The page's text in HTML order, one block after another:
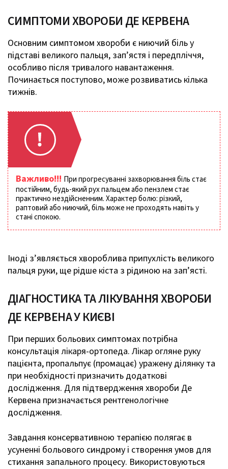
СИМПТОМИ ХВОРОБИ ДЕ КЕРВЕНА
Основним симптомом хвороби є ниючий біль у
підставі великого пальця, зап’ястя і передпліччя,
особливо після тривалого навантаження.
Починається поступово, може розвиватись кілька
тижнів.
Важливо!!! При прогресуванні захворювання біль стає
постійним, будь-який рух пальцем або пензлем стає
практично нездійсненним. Характер болю: різкий,
раптовий або ниючий, біль може не проходять навіть у
стані спокою.
Іноді з’являється хвороблива припухлість великого
пальця руки, ще рідше кіста з рідиною на зап’ясті.
ДІАГНОСТИКА ТА ЛІКУВАННЯ ХВОРОБИ
ДЕ КЕРВЕНА У КИЄВІ
При перших больових симптомах потрібна
консультація лікаря-ортопеда. Лікар огляне руку
пацієнта, пропальпує (промацає) уражену ділянку та
при необхідності призначить додаткові
дослідження. Для підтвердження хвороби Де
Кервена призначається рентгенологічне
дослідження.
Завдання консервативною терапією полягає в
усуненні больового синдрому і створення умов для
стихання запального процесу. Використовуються